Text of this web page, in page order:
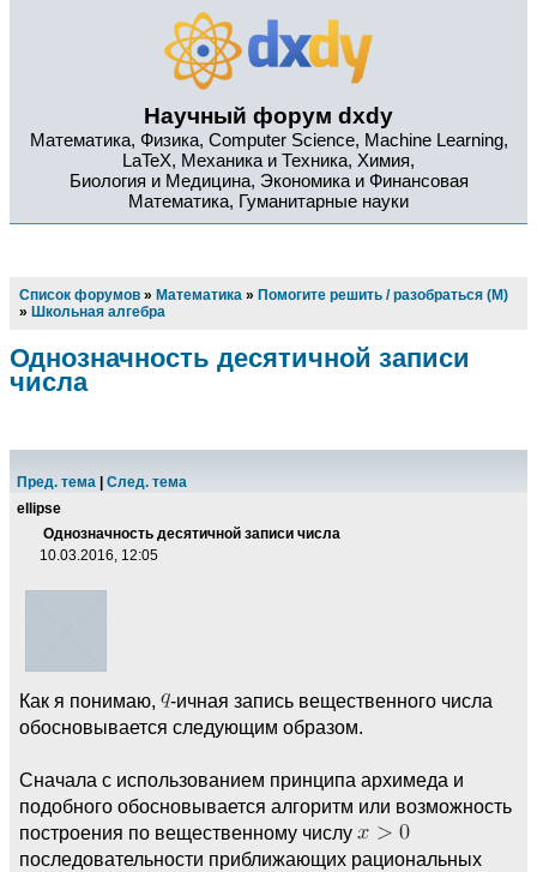
Научный форум dxdy
Математика, Физика, Computer Science, Machine Learning,
LaTeX, Механика и Техника, Химия,
Биология и Медицина, Экономика и Финансовая
Математика, Гуманитарные науки
Список форумов » Математика » Помогите решить / разобраться (М)
» Школьная алгебра
Однозначность десятичной записи
числа
Пред. тема
След. тема
ellipse
Однозначность десятичной записи числа
10.03.2016, 12:05
Как я понимаю,
-ичная запись вещественного числа
обосновывается следующим образом.
Сначала с использованием принципа архимеда и
подобного обосновывается алгоритм или возможность
построения по вещественному числу
последовательности приближающих рациональных